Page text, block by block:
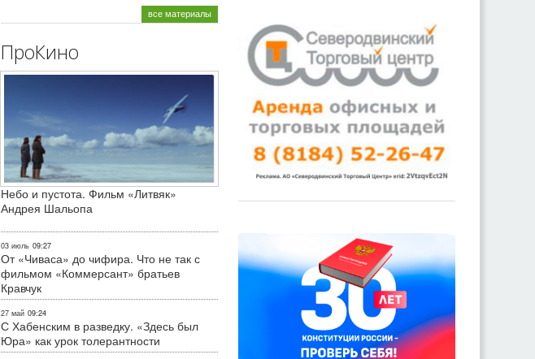
все материалы
ПроКино
Небо и пустота. Фильм «Литвяк»
Андрея Шальопа
03 июль 09:27
От «Чиваса» до чифира. Что не так с
фильмом «Коммерсант» братьев
Кравчук
27 май 09:24
С Хабенским в разведку. «Здесь был
Юра» как урок толерантности